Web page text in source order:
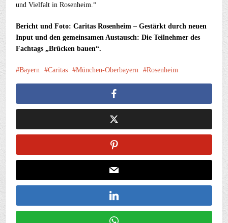
und Vielfalt in Rosenheim.“
Bericht und Foto: Caritas Rosenheim – Gestärkt durch neuen
Input und den gemeinsamen Austausch: Die Teilnehmer des
Fachtags „Brücken bauen“.
Bayern Caritas München-Oberbayern Rosenheim